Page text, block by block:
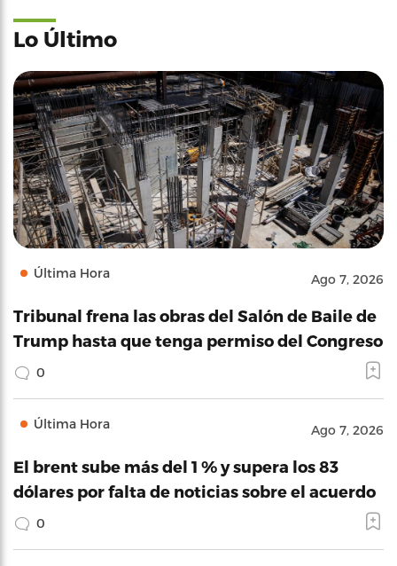
Lo Último
Última Hora Ago 7, 2026
Tribunal frena las obras del Salón de Baile de
Trump hasta que tenga permiso del Congreso
0
Última Hora Ago 7, 2026
El brent sube más del 1 % y supera los 83
dólares por falta de noticias sobre el acuerdo
0